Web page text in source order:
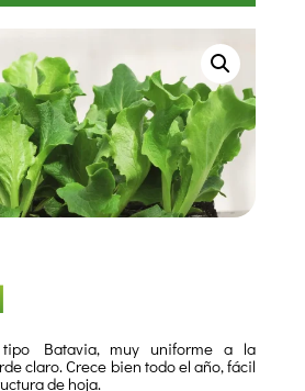
tipo Batavia, muy uniforme a la
claro. Crece bien todo el año, fácil
de hoja.